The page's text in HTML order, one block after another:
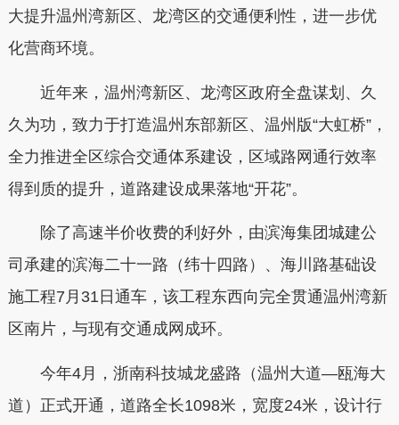
大提升温州湾新区、龙湾区的交通便利性，进一步优
化营商环境。
近年来，温州湾新区、龙湾区政府全盘谋划、久
久为功，致力于打造温州东部新区、温州版“大虹桥”，
全力推进全区综合交通体系建设，区域路网通行效率
得到质的提升，道路建设成果落地“开花”。
除了高速半价收费的利好外，由滨海集团城建公
司承建的滨海二十一路（纬十四路）、海川路基础设
施工程7月31日通车，该工程东西向完全贯通温州湾新
区南片，与现有交通成网成环。
今年4月，浙南科技城龙盛路（温州大道—瓯海大
道）正式开通，道路全长1098米，宽度24米，设计行